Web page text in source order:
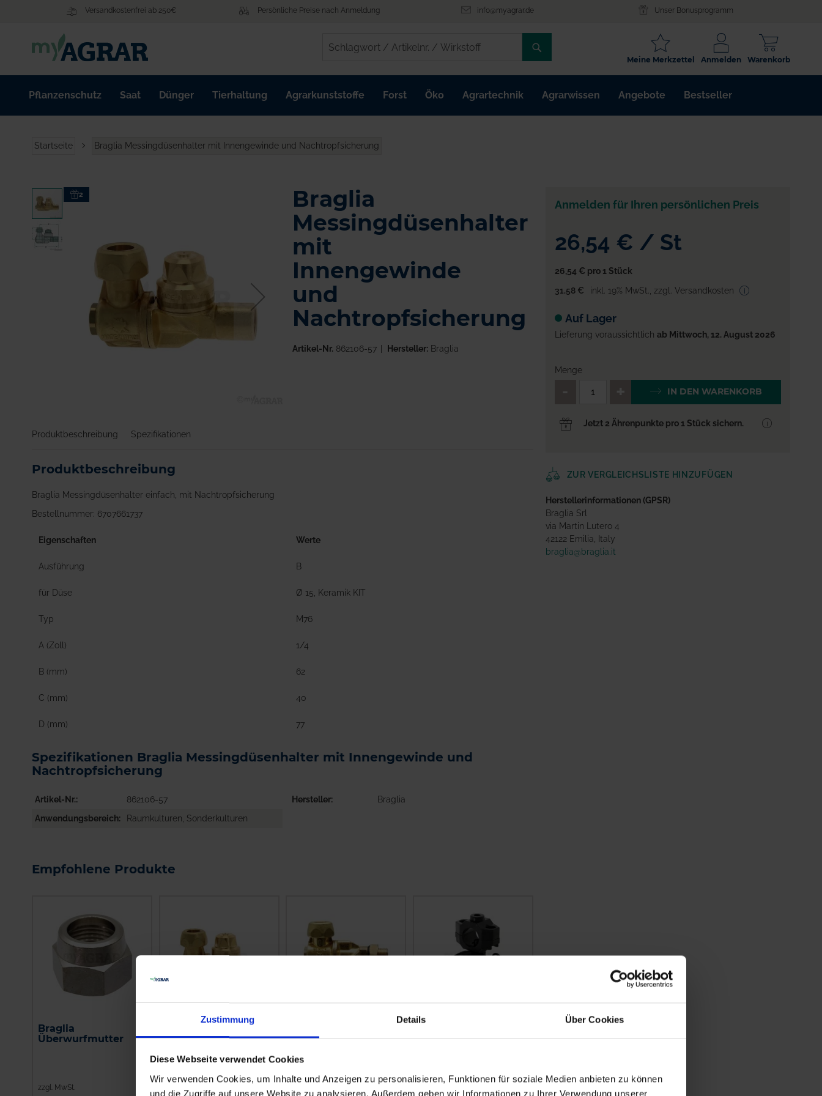
Zustimmung Details Über Cookies
Diese Webseite verwendet Cookies
Wir verwenden Cookies, um Inhalte und Anzeigen zu personalisieren, Funktionen für soziale Medien anbieten zu können
und die Zugriffe auf unsere Website zu analysieren. Außerdem geben wir Informationen zu Ihrer Verwendung unserer
Versandkostenfrei ab 250€ Persönliche Preise nach Anmeldung info@myagrar.de Unser Bonusprogramm
/
ARTIKELNR.
/
Warenkorb
Anmelden
Meine Merkzettel
Pflanzenschutz Saat Dünger Tierhaltung Agrarkunststoffe Forst Öko Agrartechnik Agrarwissen Angebote Bestseller
Startseite Braglia Messingdüsenhalter mit Innengewinde und Nachtropfsicherung
Zum
Ende
der
Bildgalerie
springen
2
der
springen
Braglia
Messingdüsenhalter
mit
Innengewinde
und
Nachtropfsicherung
Artikel-Nr. 862106-57 Hersteller:Braglia
Produktbeschreibung Spezifikationen
Produktbeschreibung
Braglia Messingdüsenhalter einfach, mit Nachtropfsicherung
Bestellnummer: 6707661737
Eigenschaften Werte
Ausführung B
für Düse Ø 15, Keramik KIT
Typ M76
A (Zoll) 1/4
B (mm) 62
C (mm) 40
D (mm) 77
Spezifikationen Braglia Messingdüsenhalter mit Innengewinde und
Nachtropfsicherung
Artikel-Nr. 862106-57 Hersteller
Braglia
Anwendungsbereich
Raumkulturen, Sonderkulturen
Empfohlene Produkte
Braglia
Überwurfmutter
zzgl. MwSt.
Messingdüsenhalter
Außengewinde
zweifach M75
Nachtropfsicherung
Düsenhalter
Anmelden für Ihren persönlichen Preis
26,54 € / St
26,54 € pro 1 Stück
31,58 €
inkl. 19% MwSt. zzgl. Versandkosten
Auf Lager
Lieferung voraussichtlich ab Mittwoch, 12. August 2026
Menge
QTY_CONTROL_DECREASE
IN DEN WARENKORB
Jetzt 2 Ährenpunkte pro 1 Stück sichern.
ZUR VERGLEICHSLISTE HINZUFÜGEN
Herstellerinformationen (GPSR)
Braglia Srl
via Martin Lutero 4
42122 Emilia, Italy
braglia@braglia.it